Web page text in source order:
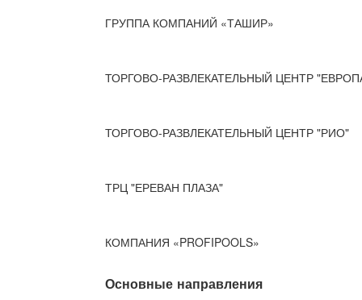
ГРУППА КОМПАНИЙ «ТАШИР»
ТОРГОВО-РАЗВЛЕКАТЕЛЬНЫЙ ЦЕНТР
ТОРГОВО-РАЗВЛЕКАТЕЛЬНЫЙ ЦЕНТР "РИО"
ТРЦ "ЕРЕВАН ПЛАЗА"
КОМПАНИЯ «PROFIPOOLS»
Основные направления